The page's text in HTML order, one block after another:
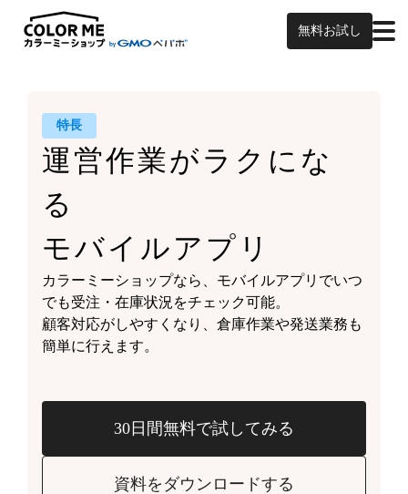
無料お試し
特長
運営作業がラクにな
る
モバイルアプリ
カラーミーショップなら、 モバイルアプリでいつ
でも受注・在庫状況をチェック可能。
顧客対応がしやすくなり、倉庫作業や発送業務も
簡単に行えます。
30日間無料で試してみる
資料をダウンロードする